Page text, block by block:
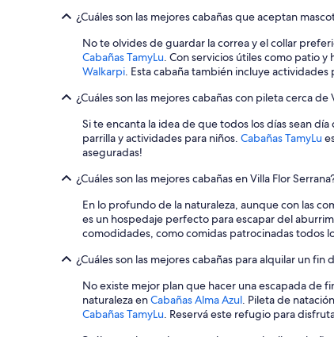
¿Cuáles son las mejores cabañas que aceptan
No te olvides de guardar la correa y el collar
Cabañas TamyLu. Con servicios útiles como patio
Walkarpi. Esta cabaña también incluye actividades
¿Cuáles son las mejores cabañas con pileta cerca de
Si te encanta la idea de que todos los días sean
parrilla y actividades para niños. Cabañas TamyLu
aseguradas!
¿Cuáles son las mejores cabañas en Villa Flor
En lo profundo de la naturaleza, aunque con las
es un hospedaje perfecto para escapar del
comodidades, como comidas patrocinadas todos
¿Cuáles son las mejores cabañas para alquilar un fin
No existe mejor plan que hacer una escapada de
naturaleza enCabañas Alma Azul. Pileta de
Cabañas TamyLu. Reservá este refugio para